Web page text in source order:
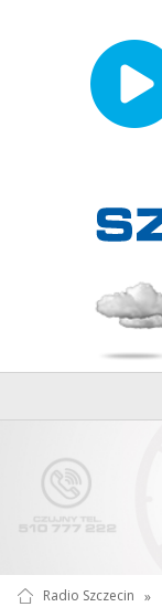
Radio Szczecin »